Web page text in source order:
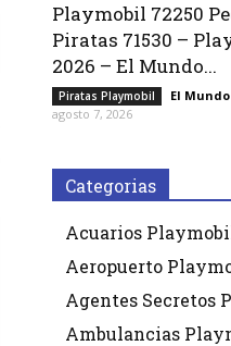
Playmobil 72250
Piratas 71530 –
2026 – El Mundo...
Piratas Playmobil El
agosto 7, 2026
Categorias
Acuarios
Aeropuerto
Agentes Secretos
Ambulancias